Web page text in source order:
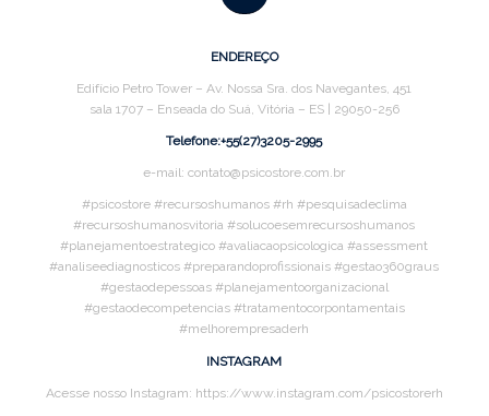
ENDEREÇO
Edifício Petro Tower – Av. Nossa Sra. dos Navegantes, 451
sala 1707 – Enseada do Suá, Vitória – ES | 29050-256
Telefone:+55(27)3205-2995
e-mail: contato@psicostore.com.br
#psicostore #recursoshumanos #rh #pesquisadeclima
#recursoshumanosvitoria #solucoesemrecursoshumanos
#planejamentoestrategico #avaliacaopsicologica #assessment
#analiseediagnosticos #preparandoprofissionais #gestao360graus
#gestaodepessoas #planejamentoorganizacional
#gestaodecompetencias #tratamentocorpontamentais
#melhorempresaderh
INSTAGRAM
Acesse nosso Instagram: https://www.instagram.com/psicostorerh